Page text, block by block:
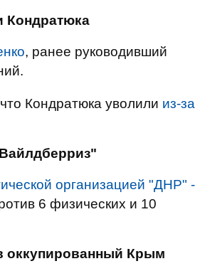
Кондратюка
, ранее руководивший
Кондратюка уволили из-за
организацией "ДНР" -
6 физических и 10
оккупированный Крым